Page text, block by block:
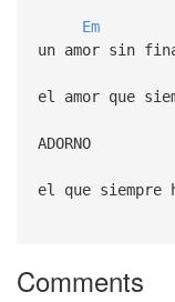
Em
un amor sin
el amor que
ADORNO
el que siempre
Comments